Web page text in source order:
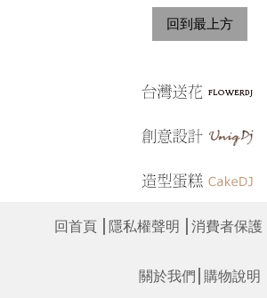
回到最上方
回首頁│ 隱私權聲明 消費者保護│
關於我們 購物說明